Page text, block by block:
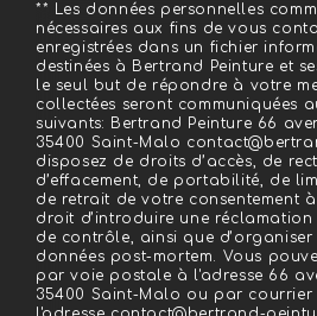
** Les données personnelles
nécessaires aux fins de vous
enregistrées dans un fichier
destinées à Bertrand Peinture et
le seul but de répondre à votre
collectées seront communiquées
suivants: Bertrand Peinture 66
35400 Saint-Malo
disposez de droits d’accès, de
d’effacement, de portabilité, de
de retrait de votre consentement
droit d’introduire une réclamation
de contrôle, ainsi que
données post-mortem. Vous
par voie postale à l'adresse 66
35400 Saint-Malo ou par courrier